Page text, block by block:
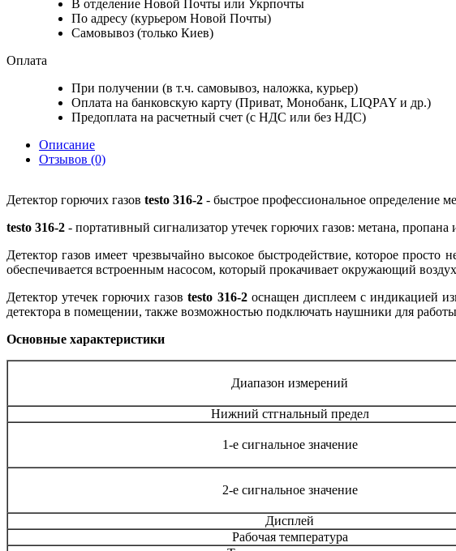
В отделение Новой Почты или Укрпочты
По адресу (курьером Новой Почты)
Самовывоз (только Киев)
Оплата
При получении (в т.ч. самовывоз, наложка, курьер)
Оплата на банковскую карту (Приват, Монобанк, LIQPAY и др.)
Предоплата на расчетный счет (с НДС или без НДС)
Описание
Отзывов (0)
Детектор горючих газов testo 316-2 - быстрое профессиональное определение
testo 316-2 - портативный сигнализатор утечек горючих газов: метана, пропана
Детектор газов имеет чрезвычайно высокое быстродействие, которое
обеспечивается встроенным насосом, который прокачивает окружающий
Детектор утечек горючих газовtesto 316-2оснащен дисплеем с индикацией
детектора в помещении, также возможностью подключать наушники для
Основные характеристики
Диапазон измерений
Нижний стгнальный предел
1-е сигнальное значение
2-е сигнальное значение
Дисплей
Рабочая температура